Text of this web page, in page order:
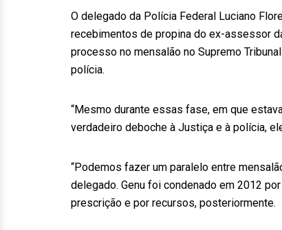
O delegado da Polícia Federal Luciano
recebimentos de propina do ex-assessor
processo no mensalão no Supremo
polícia.
“Mesmo durante essas fase, em que
verdadeiro deboche à Justiça e à polícia,
“Podemos fazer um paralelo entre
delegado. Genu foi condenado em 2012
prescrição e por recursos, posteriormente.